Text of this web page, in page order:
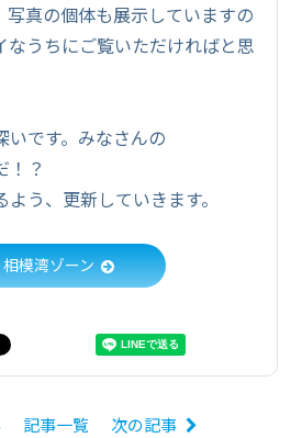
写真の個体も展示していますの
なうちにご覧いただければと思
いです。みなさんの
！？
う、更新していきます。
相模湾ゾーン
記事一覧 次の記事